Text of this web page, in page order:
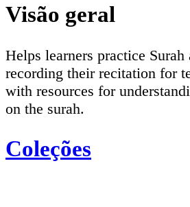
Visão geral
Helps learners practice
recording their recitation for
with resources for
on the surah.
Coleções